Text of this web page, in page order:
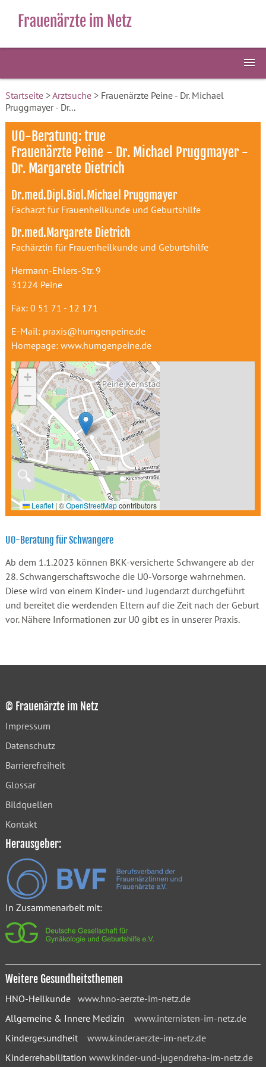
Frauenärzte im Netz
Startseite>Arztsuche> Frauenärzte Peine - Dr. Michael
Pruggmayer - Dr...
U0-Beratung: true
Frauenärzte Peine - Dr. Michael Pruggmayer -
Dr. Margarete Dietrich
Dr.med.Dipl.Biol.Michael Pruggmayer
Facharzt für Frauenheilkunde und Geburtshilfe
Dr.med.Margarete Dietrich
Fachärztin für Frauenheilkunde und Geburtshilfe
Hermann-Ehlers-Str. 9
31224 Peine
Fax: 0 51 71 - 12 171
E-Mail: praxis@humgenpeine.de
Homepage: www.humgenpeine.de
+
−
Leaflet | ©OpenStreetMapcontributors
🔍
U0-Beratung für Schwangere
Ab dem 1.1.2023 können BKK-versicherte Schwangere ab der
28. Schwangerschaftswoche die U0-Vorsorge wahrnehmen.
Diese wird von einem Kinder- und Jugendarzt durchgeführt
und bereitet die werdenden Eltern auf die Zeit nach der Geburt
vor. Nähere Informationen zur U0 gibt es in unserer Praxis.
© Frauenärzte im Netz
Impressum
Datenschutz
Barrierefreiheit
Glossar
Bildquellen
Kontakt
Herausgeber:
In Zusammenarbeit mit:
Weitere Gesundheitsthemen
HNO-Heilkunde www.hno-aerzte-im-netz.de
Allgemeine & Innere Medizin www.internisten-im-netz.de
Kindergesundheit www.kinderaerzte-im-netz.de
Kinderrehabilitation www.kinder-und-jugendreha-im-netz.de